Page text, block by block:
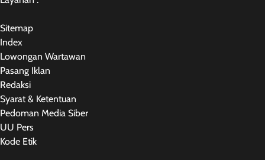
Sitemap
Index
Lowongan Wartawan
Pasang Iklan
Redaksi
Syarat & Ketentuan
Pedoman Media Siber
UU Pers
Kode Etik